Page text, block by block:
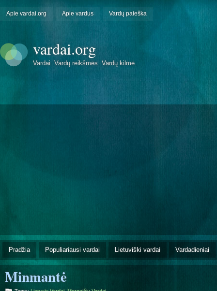
Apie vardai.org Apie vardus Vardų paieška
vardai.org
Vardai. Vardų reikšmės. Vardų kilmė.
Pradžia Populiariausi vardai Lietuviški vardai Vardadieniai
Minmantė